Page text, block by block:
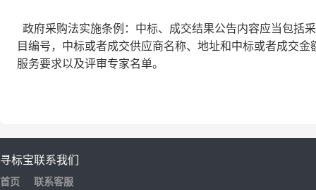
政府采购法实施条例：中标、成交结果公告内容应当包括
目编号，中标或者成交供应商名称、地址和中标或者成交
服务要求以及评审专家名单。
寻标宝
首页
联系我们
联系客服